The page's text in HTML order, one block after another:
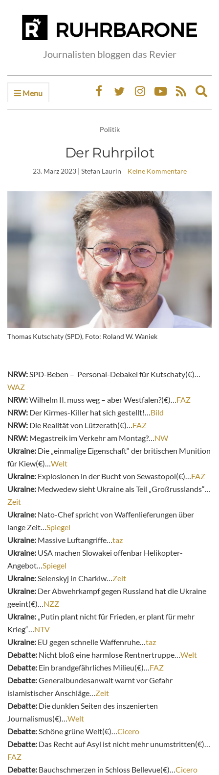
Journalisten bloggen das Revier
Menu
Politik
Der Ruhrpilot
23. März 2023| Stefan Laurin Keine Kommentare
Thomas Kutschaty (SPD), Foto: Roland W. Waniek
NRW: SPD-Beben – Personal-Debakel für Kutschaty(€)…
WAZ
NRW:Wilhelm II. muss weg – aber Westfalen?(€)… FAZ
NRW: Der Kirmes-Killer hat sich gestellt!… Bild
NRW: Die Realität von Lützerath(€)… FAZ
NRW: Megastreik im Verkehr am Montag?… NW
Ukraine: Die „einmalige Eigenschaft“ der britischen Munition
für Kiew(€)… Welt
Ukraine: Explosionen in der Bucht von Sewastopol(€)… FAZ
Ukraine: Medwedew sieht Ukraine als Teil „Großrusslands“…
Zeit
Ukraine: Nato-Chef spricht von Waffenlieferungen über
lange Zeit… Spiegel
Ukraine: Massive Luftangriffe… taz
Ukraine: USA machen Slowakei offenbar Helikopter-
Angebot… Spiegel
Ukraine: Selenskyj in Charkiw… Zeit
Ukraine: Der Abwehrkampf gegen Russland hat die Ukraine
geeint(€)… NZZ
Ukraine: „Putin plant nicht für Frieden, er plant für mehr
Krieg“… NTV
Ukraine: EU gegen schnelle Waffenruhe… taz
Debatte: Nicht bloß eine harmlose Rentnertruppe… Welt
Debatte: Ein brandgefährliches Milieu(€)… FAZ
Debatte:Generalbundesanwalt warnt vor Gefahr
islamistischer Anschläge… Zeit
Debatte: Die dunklen Seiten des inszenierten
Journalismus(€)… Welt
Debatte: Schöne grüne Welt(€)… Cicero
Debatte: Das Recht auf Asyl ist nicht mehr unumstritten(€)…
FAZ
Debatte: Bauchschmerzen in Schloss Bellevue(€)… Cicero